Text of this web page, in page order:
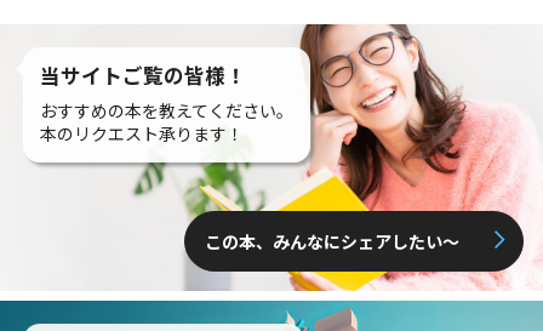
当サイトご覧の皆様！
おすすめの本を教えてください。
本のリクエスト承ります！
この本、みんなにシェアしたい〜